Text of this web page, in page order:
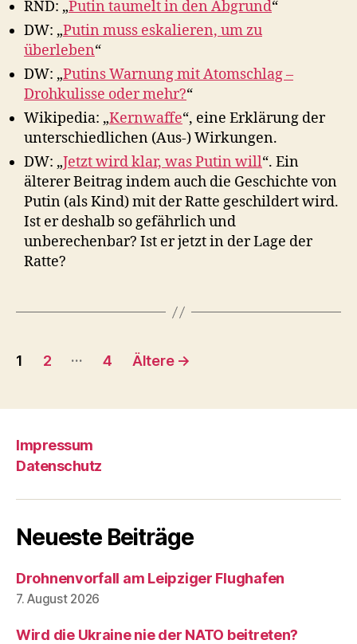
RND: „Putin taumelt in den Abgrund“
DW: „Putin muss eskalieren, um zu
überleben“
DW: „Putins Warnung mit Atomschlag –
Drohkulisse oder mehr?“
Wikipedia: „Kernwaffe“, eine Erklärung der
unterschiedlichen (Aus-) Wirkungen.
DW: „Jetzt wird klar, was Putin will“. Ein
älterer Beitrag indem auch die Geschichte von
Putin (als Kind) mit der Ratte geschildert wird.
Ist er deshalb so gefährlich und
unberechenbar? Ist er jetzt in der Lage der
Ratte?
Seitennummerierung
Beiträge
1 2 … 4 Ältere →
Impressum
Datenschutz
Neueste Beiträge
Drohnenvorfall am Leipziger Flughafen
7. August 2026
Wird die Ukraine nie der NATO beitreten?